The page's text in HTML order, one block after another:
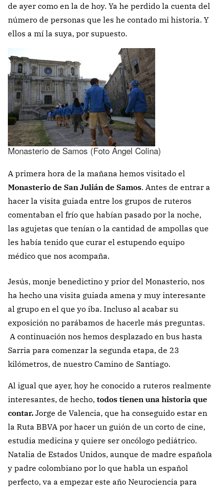
de ayer como en la de hoy. Ya he perdido la cuenta del
número de personas que les he contado mi historia. Y
ellos a mí la suya, por supuesto.
Monasterio de Samos (Foto Ángel Colina)
A primera hora de la mañana hemos visitado el
Monasterio de San Julián de Samos. Antes de entrar a
hacer la visita guiada entre los grupos de ruteros
comentaban el frío que habían pasado por la noche,
las agujetas que tenían o la cantidad de ampollas que
les había tenido que curar el estupendo equipo
médico que nos acompaña.
Jesús, monje benedictino y prior del Monasterio, nos
ha hecho una visita guiada amena y muy interesante
al grupo en el que yo iba. Incluso al acabar su
exposición no parábamos de hacerle más preguntas.
A continuación nos hemos desplazado en bus hasta
Sarria para comenzar la segunda etapa, de 23
kilómetros, de nuestro Camino de Santiago.
Al igual que ayer, hoy he conocido a ruteros realmente
interesantes, de hecho, todos tienen una historia que
contar. Jorge de Valencia, que ha conseguido estar en
la Ruta BBVA por hacer un guión de un corto de cine,
estudia medicina y quiere ser oncólogo pediátrico.
Natalia de Estados Unidos, aunque de madre española
y padre colombiano por lo que habla un español
perfecto, va a empezar este año Neurociencia para